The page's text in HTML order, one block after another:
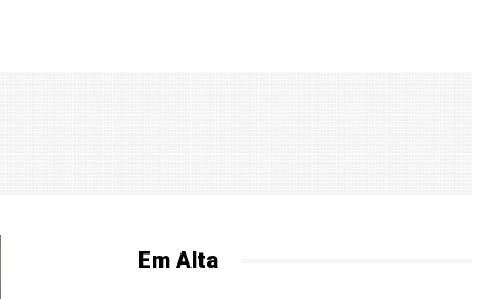
Em Alta